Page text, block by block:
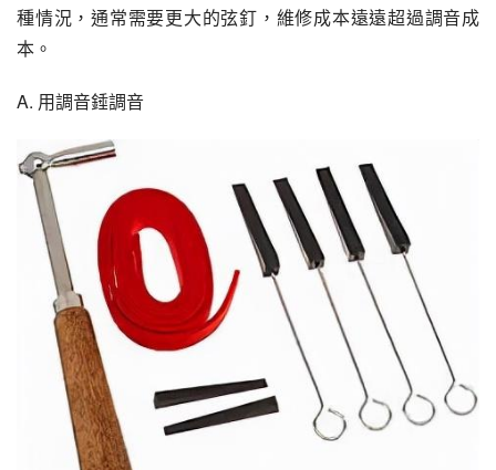
種情況，通常需要更大的弦釘，維修成本遠遠超過調音成
本。
A. 用調音錘調音